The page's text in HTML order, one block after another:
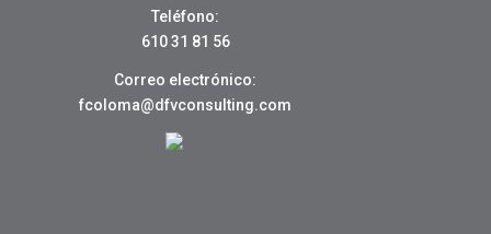
Teléfono:
610 31 81 56
Correo electrónico:
fcoloma@dfvconsulting.com